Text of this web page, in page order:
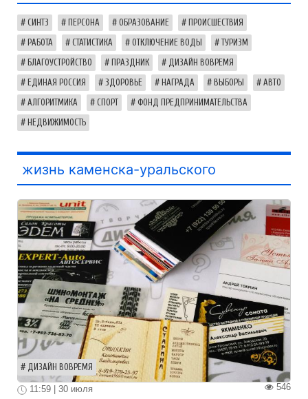
СИНТЗ ПЕРСОНА ОБРАЗОВАНИЕ ПРОИСШЕСТВИЯ
РАБОТА СТАТИСТИКА ОТКЛЮЧЕНИЕ ВОДЫ ТУРИЗМ
БЛАГОУСТРОЙСТВО ПРАЗДНИК ДИЗАЙН ВОВРЕМЯ
ЕДИНАЯ РОССИЯ ЗДОРОВЬЕ НАГРАДА ВЫБОРЫ АВТО
АЛГОРИТМИКА СПОРТ ФОНД ПРЕДПРИНИМАТЕЛЬСТВА
НЕДВИЖИМОСТЬ
жизнь каменска-уральского
ДИЗАЙН ВОВРЕМЯ
546
11:59 | 30 июля